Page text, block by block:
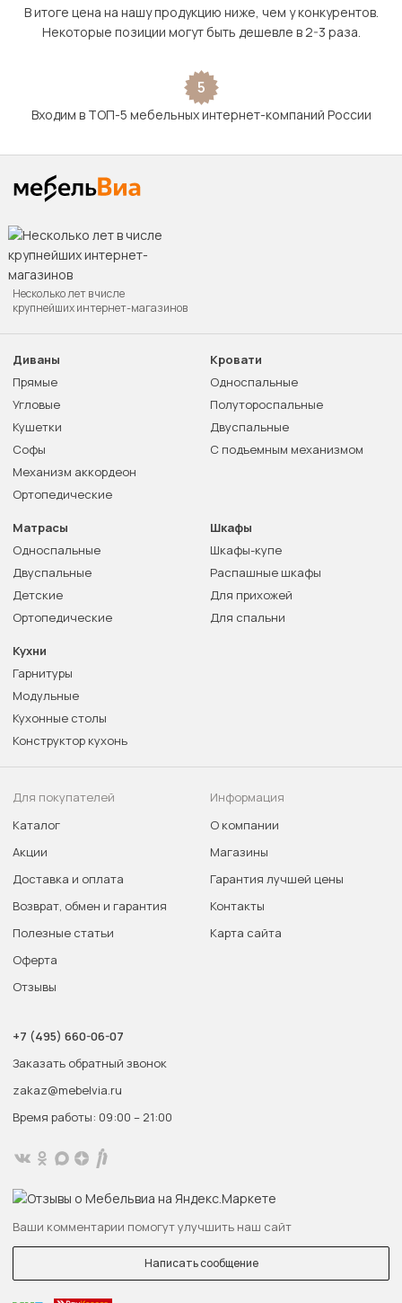
В итоге цена на нашу продукцию ниже, чем у конкурентов.
Некоторые позиции могут быть дешевле в 2-3 раза.
5
Входим в ТОП-5 мебельных интернет-компаний России
Несколько лет в числе
крупнейших интернет-магазинов
Диваны
Прямые
Угловые
Кушетки
Софы
Механизм аккордеон
Ортопедические
Кровати
Односпальные
Полутороспальные
Двуспальные
С подъемным механизмом
Матрасы
Односпальные
Двуспальные
Детские
Ортопедические
Шкафы
Шкафы-купе
Распашные шкафы
Для прихожей
Для спальни
Кухни
Гарнитуры
Модульные
Кухонные столы
Конструктор кухонь
Для покупателей
Каталог
Акции
Доставка и оплата
Возврат, обмен и гарантия
Полезные статьи
Оферта
Отзывы
Информация
О компании
Магазины
Гарантия лучшей цены
Контакты
Карта сайта
+7 (495) 660-06-07
Заказать обратный звонок
zakaz@mebelvia.ru
Время работы: 09:00 – 21:00
Ваши комментарии помогут улучшить наш сайт
Написать сообщение